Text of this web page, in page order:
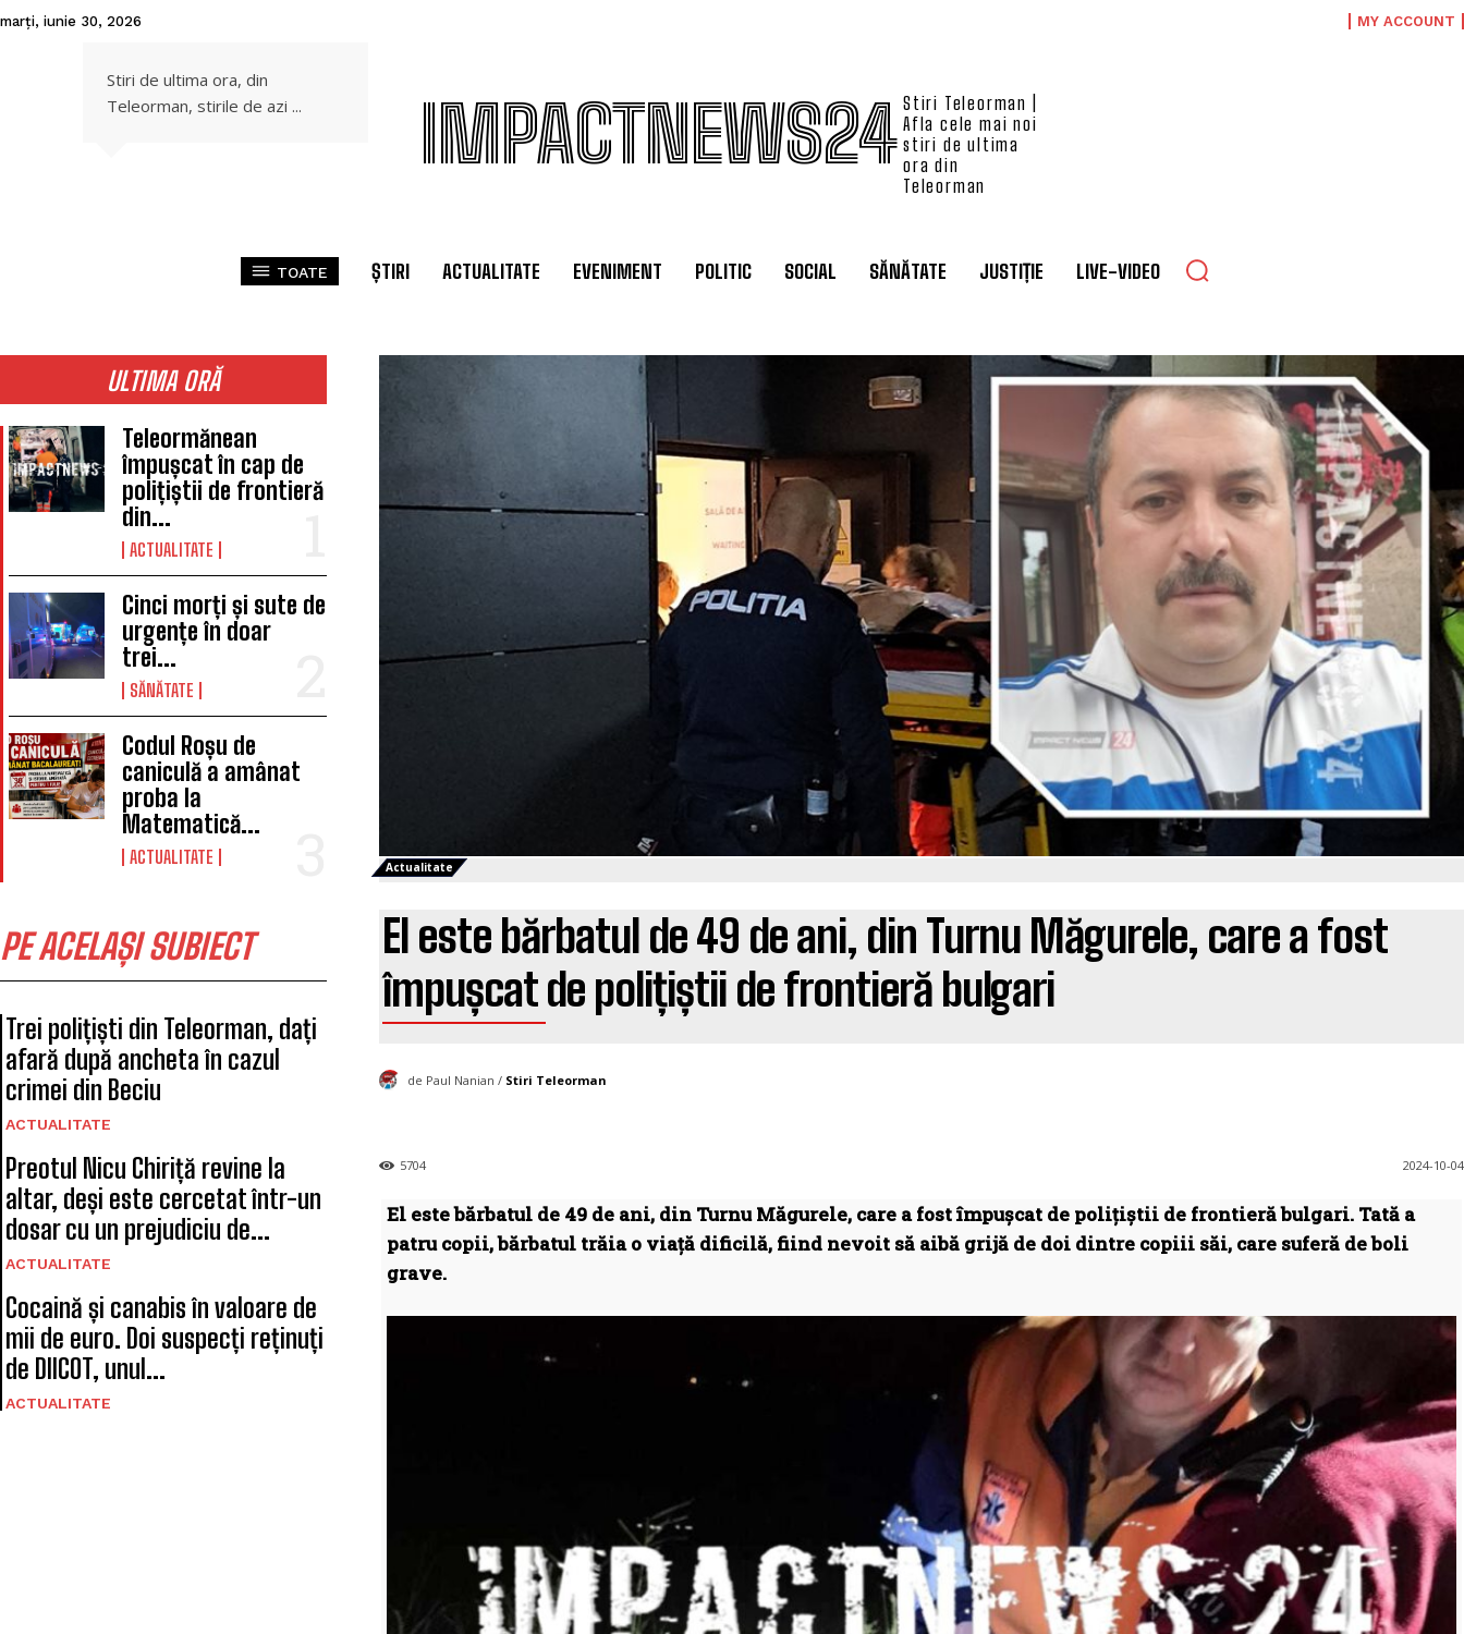
marți, iunie 30, 2026 MY ACCOUNT
Stiri de ultima ora, din
Teleorman, stirile de azi ...
IMPACTNEWS24 Stiri Teleorman |
Afla cele mai noi
stiri de ultima
ora din
Teleorman
TOATE ȘTIRI ACTUALITATE EVENIMENT POLITIC SOCIAL SĂNĂTATE JUSTIȚIE LIVE-VIDEO
ULTIMA ORĂ
Teleormănean
împușcat în cap de
polițiștii de frontieră
din...
ACTUALITATE
Cinci morți și sute de
urgențe în doar
trei...
SĂNĂTATE
Codul Roșu de
caniculă a amânat
proba la
Matematică...
ACTUALITATE
PE ACELAȘI SUBIECT
Trei polițiști din Teleorman, dați
afară după ancheta în cazul
crimei din Beciu
ACTUALITATE
Preotul Nicu Chiriță revine la
altar, deși este cercetat într-un
dosar cu un prejudiciu de...
ACTUALITATE
Cocaină și canabis în valoare de
mii de euro. Doi suspecți reținuți
de DIICOT, unul...
ACTUALITATE
Actualitate
El este bărbatul de 49 de ani, din Turnu Măgurele, care a fost
împușcat de polițiștii de frontieră bulgari
de Paul Nanian / Stiri Teleorman
2024-10-04
5704
El este bărbatul de 49 de ani, din Turnu Măgurele, care a fost împușcat de polițiștii de frontieră bulgari. Tată a
patru copii, bărbatul trăia o viață dificilă, fiind nevoit să aibă grijă de doi dintre copiii săi, care suferă de boli
grave.